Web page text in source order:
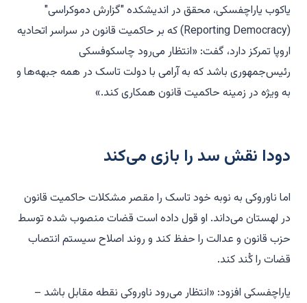
یاکوب یاراچفسکی، محقق در اندیشکده "گزارش دموکراسی"
(Reporting Democracy) که بر حاکمیت قانون در سراسر اتحادیه
اروپا تمرکز دارد، گفت: «انتظار می‌رود چاسکوفسکی
رئیس‌جمهوری باشد که به آرامی با دولت تاسک در همه جبهه‌ها و
به ویژه در زمینه حاکمیت قانون همکاری کند.»
دودا نقش سد را بازی می‌کند
اما ناوروکی به نوبه خود تاسک را مقصر مشکلات حاکمیت قانون
در لهستان می‌داند. او قول داده است قضات منصوب شده توسط
حزب قانون و عدالت را حفظ کند و روند اصلاح سیستم انتصاب
قضات را کُند کند.
یاراچفسکی افزود: «انتظار می‌رود ناوروکی نقطه مقابل باشد –